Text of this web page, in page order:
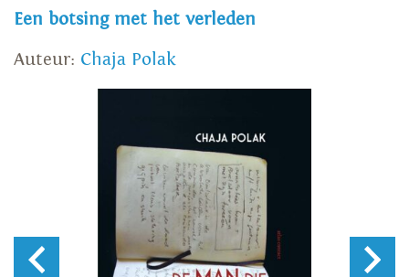
Een botsing met het verleden
Auteur: Chaja Polak